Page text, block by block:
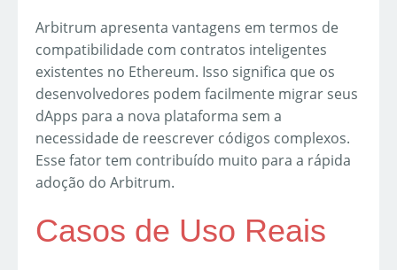
Arbitrum apresenta vantagens em termos de
compatibilidade com contratos inteligentes
existentes no Ethereum. Isso significa que os
desenvolvedores podem facilmente migrar seus
dApps para a nova plataforma sem a
necessidade de reescrever códigos complexos.
Esse fator tem contribuído muito para a rápida
adoção do Arbitrum.
Casos de Uso Reais